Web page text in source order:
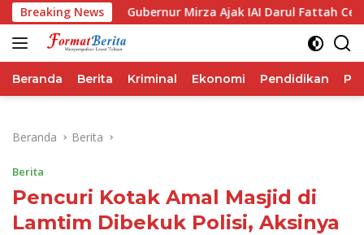
Langsung
ke
konten
Breaking NewsGubernur Mirza Ajak IAI Darul Fattah Cetak
Beranda Berita Kriminal Ekonomi Pendidikan
Beranda Berita
Berita
Pencuri Kotak Amal Masjid di
Lamtim Dibekuk Polisi, Aksinya